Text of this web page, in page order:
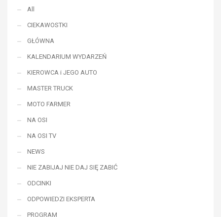
All
CIEKAWOSTKI
GŁÓWNA
KALENDARIUM WYDARZEŃ
KIEROWCA i JEGO AUTO
MASTER TRUCK
MOTO FARMER
NA OSI
NA OSI TV
NEWS
NIE ZABIJAJ NIE DAJ SIĘ ZABIĆ
ODCINKI
ODPOWIEDZI EKSPERTA
PROGRAM